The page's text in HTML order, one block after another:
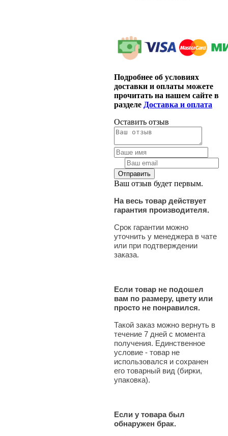
Подробнее об условиях
доставки и оплаты можете
прочитать на нашем сайте в
разделе Доставка и оплата
Оставить отзыв
Ваш отзыв будет первым.
На весь товар действует
гарантия производителя.
Срок гарантии можно
уточнить у менеджера в чате
или при подтверждении
заказа.
Если товар не подошел
вам по размеру, цвету или
просто не понравился.
Такой заказ можно вернуть в
течение 7 дней с момента
получения. Единственное
условие - товар не
использовался и сохранен
его товарный вид (бирки,
упаковка).
Если у товара был
обнаружен брак.